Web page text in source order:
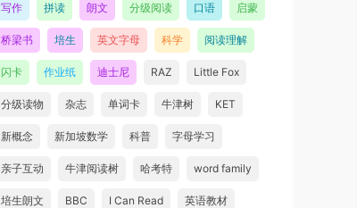
写作 拼读 朗文 分级阅读 口语 启蒙
桥梁书 培生 英文字母 科学 阅读理解
闪卡 作业纸 迪士尼 RAZ Little Fox
分级读物 杂志 单词卡 牛津树 KET
新概念 新加坡数学 科普 字母学习
亲子互动 牛津阅读树 哈考特 word family
培生朗文 BBC I Can Read 英语教材